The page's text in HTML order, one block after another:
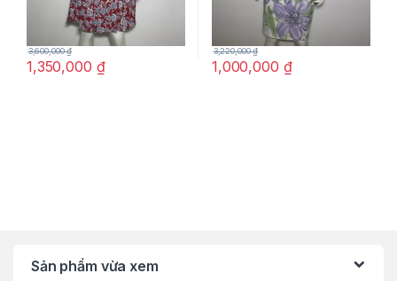
1,350,000 ₫
3,600,000₫
1,000,000 ₫
3,220,000₫
Sản phẩm vừa xem